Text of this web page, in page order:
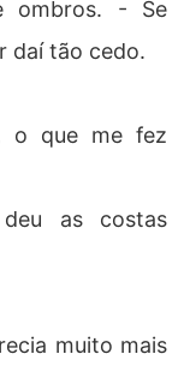
ombros. - Se
daí tão cedo.
o que me fez
as costas
muito mais